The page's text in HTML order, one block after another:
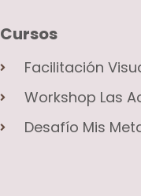
Cursos
Facilitación
Workshop Las
Desafío Mis